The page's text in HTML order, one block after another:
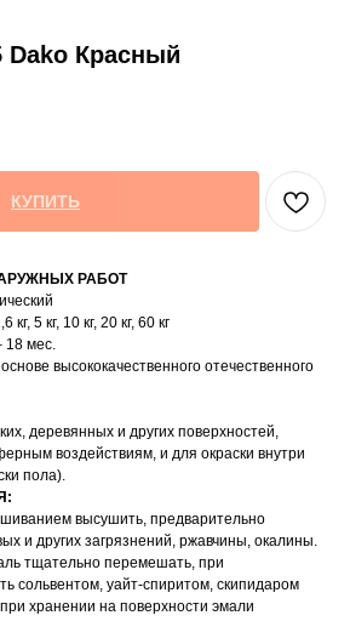
Красный
КУПИТЬ
РАБОТ
кг, 5 кг, 10 кг, 20 кг, 60 кг
18 мес.
высококачественного отечественного
деревянных и других поверхностей,
воздействиям, и для окраски внутри
пола).
высушить, предварительно
и других загрязнений, ржавчины, окалины.
тщательно перемешать, при
сольвентом, уайт-спиритом, скипидаром
хранении на поверхности эмали